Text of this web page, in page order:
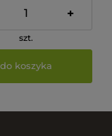
+
szt.
do koszyka